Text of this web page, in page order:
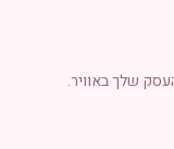
שלך באוויר.